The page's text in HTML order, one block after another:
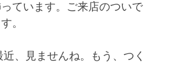
ています。ご来店のついで
。
、見ませんね。もう、つく